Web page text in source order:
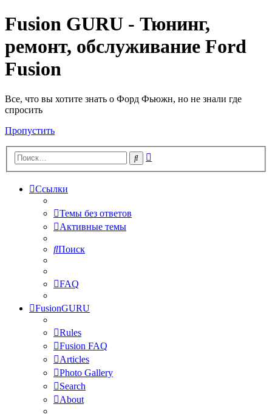
Fusion GURU - Тюнинг,
ремонт, обслуживание Ford
Fusion
Все, что вы хотите знать о Форд Фьюжн, но не знали где
спросить
Пропустить
Поиск
Ссылки
Темы без ответов
Активные темы
Поиск
FAQ
FusionGURU
Rules
Fusion FAQ
Articles
Photo Gallery
Search
About